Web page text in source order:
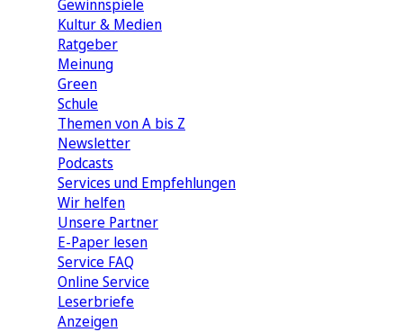
Gewinnspiele
Kultur & Medien
Ratgeber
Meinung
Green
Schule
Themen von A bis Z
Newsletter
Podcasts
Services und Empfehlungen
Wir helfen
Unsere Partner
E-Paper lesen
Service FAQ
Online Service
Leserbriefe
Anzeigen